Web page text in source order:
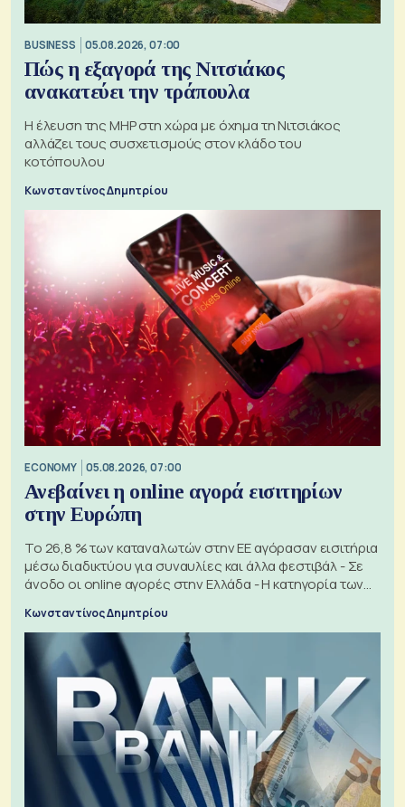
BUSINESS 05.08.2026, 07:00
Πώς η εξαγορά της Νιτσιάκος
ανακατεύει την τράπουλα
H έλευση της MHP στη χώρα με όχημα τη Νιτσιάκος
αλλάζει τους συσχετισμούς στον κλάδο του
κοτόπουλου
Κωνσταντίνος Δημητρίου
ECONOMY 05.08.2026, 07:00
Ανεβαίνει η online αγορά εισιτηρίων
στην Ευρώπη
Το 26,8 % των καταναλωτών στην ΕΕ αγόρασαν εισιτήρια
μέσω διαδικτύου για συναυλίες και άλλα φεστιβάλ - Σε
άνοδο οι online αγορές στην Ελλάδα - Η κατηγορία των
Κωνσταντίνος Δημητρίου